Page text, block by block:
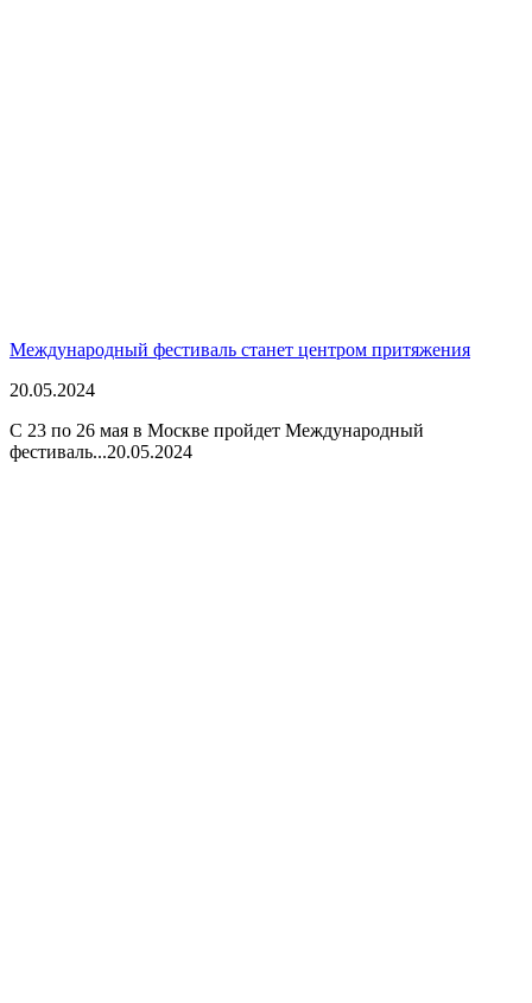
Международный фестиваль станет центром притяжения
20.05.2024
С 23 по 26 мая в Москве пройдет Международный
фестиваль...20.05.2024